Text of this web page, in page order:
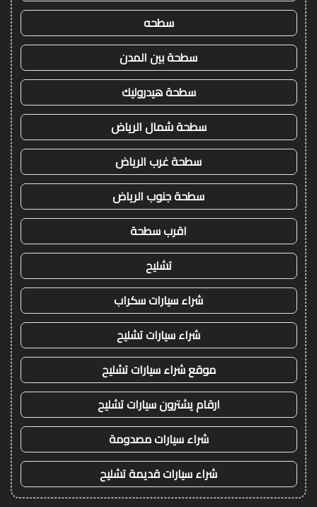
سطحه
سطحة بين المدن
سطحة هيدروليك
سطحة شمال الرياض
سطحة غرب الرياض
سطحة جنوب الرياض
اقرب سطحة
تشليح
شراء سيارات سكراب
شراء سيارات تشليح
موقع شراء سيارات تشليح
ارقام يشترون سيارات تشليح
شراء سيارات مصدومة
شراء سيارات قديمة تشليح